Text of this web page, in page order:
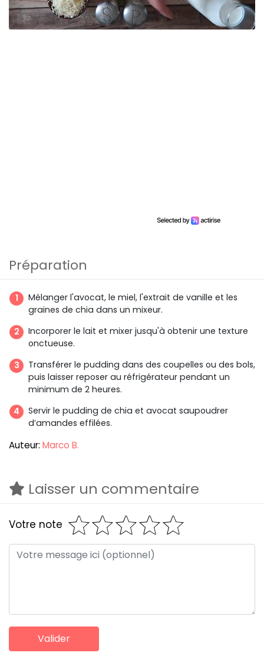
Préparation
Mélanger l'avocat, le miel, l'extrait de vanille et les
graines de chia dans un mixeur.
Incorporer le lait et mixer jusqu'à obtenir une texture
onctueuse.
Transférer le pudding dans des coupelles ou des bols,
puis laisser reposer au réfrigérateur pendant un
minimum de 2 heures.
Servir le pudding de chia et avocat saupoudrer
d’amandes effilées.
Auteur: Marco B.
Laisser un commentaire
Votre note